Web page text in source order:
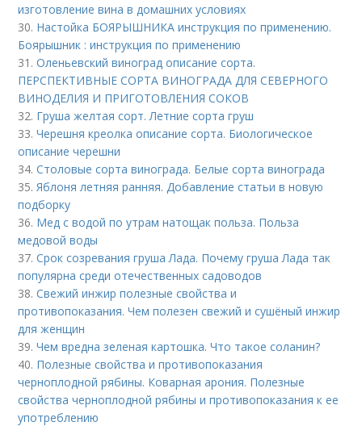
изготовление вина в домашних условиях
30. Настойка БОЯРЫШНИКА инструкция по применению.
Боярышник : инструкция по применению
31.Оленьевский виноград описание сорта.
ПЕРСПЕКТИВНЫЕ СОРТА ВИНОГРАДА ДЛЯ CЕВЕРНОГО
ВИНОДЕЛИЯ И ПРИГОТОВЛЕНИЯ СОКОВ
32. Груша желтая сорт. Летние сорта груш
33.Черешня креолка описание сорта. Биологическое
описание черешни
34.Столовые сорта винограда. Белые сорта винограда
35. Яблоня летняя ранняя. Добавление статьи в новую
подборку
36. Мед с водой по утрам натощак польза. Польза
медовой воды
37.Срок созревания груша Лада. Почему груша Лада так
популярна среди отечественных садоводов
38.Свежий инжир полезные свойства и
противопоказания. Чем полезен свежий и сушёный инжир
для женщин
39.Чем вредна зеленая картошка. Что такое соланин?
40. Полезные свойства и противопоказания
черноплодной рябины. Коварная арония. Полезные
свойства черноплодной рябины и противопоказания к ее
употреблению